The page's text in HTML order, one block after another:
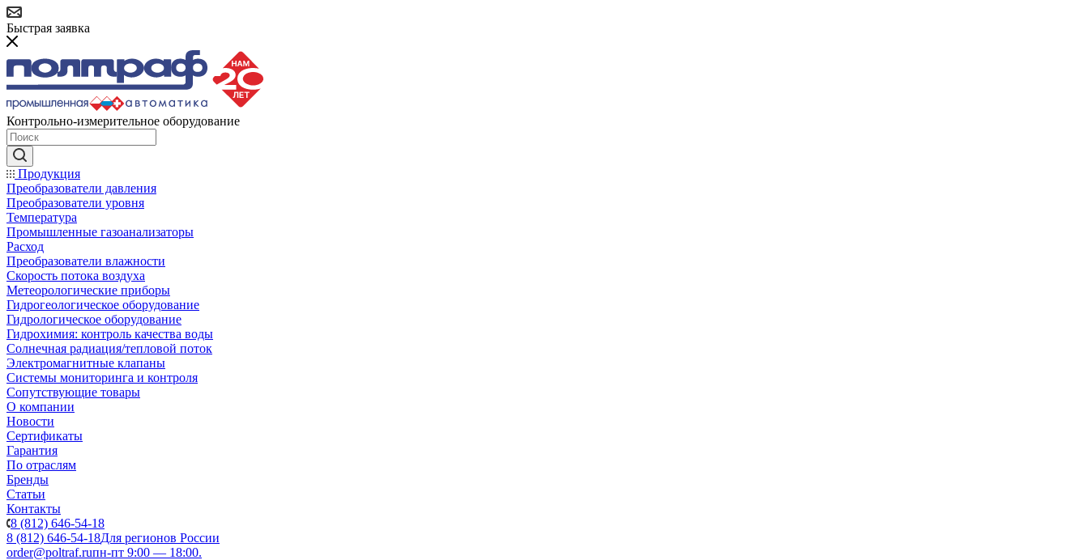
Быстрая заявка
Контрольно-измерительное оборудование
Продукция
Преобразователи давления
Преобразователи уровня
Температура
Промышленные газоанализаторы
Расход
Преобразователи влажности
Скорость потока воздуха
Метеорологические приборы
Гидрогеологическое оборудование
Гидрологическое оборудование
Гидрохимия: контроль качества воды
Солнечная радиация/тепловой поток
Электромагнитные клапаны
Системы мониторинга и контроля
Сопутствующие товары
О компании
Новости
Сертификаты
Гарантия
По отраслям
Бренды
Статьи
Контакты
8 (812) 646-54-18
8 (812) 646-54-18Для регионов России
order@poltraf.ruпн-пт 9:00 — 18:00.